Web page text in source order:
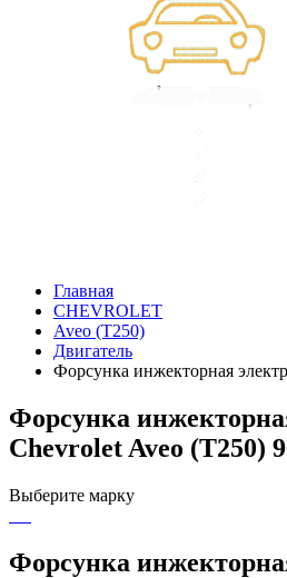
Главная
CHEVROLET
Aveo (T250)
Двигатель
Форсунка инжекторная
Форсунка
Chevrolet Aveo (T250)
Выберите марку
Форсунка